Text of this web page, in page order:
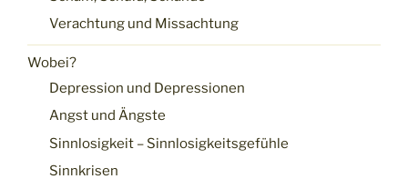
Verachtung und Missachtung
Wobei?
Depression und Depressionen
Angst und Ängste
Sinnlosigkeit – Sinnlosigkeitsgefühle
Sinnkrisen